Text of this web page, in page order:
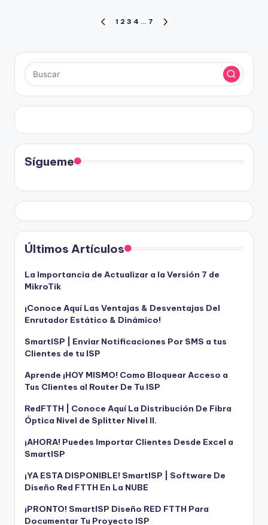
Paginación
de
entradas
PÁGINA
1 2 3 4 … 7
Sígueme
Últimos Artículos
La Importancia de Actualizar a la Versión 7 de
MikroTik
¡Conoce Aquí Las Ventajas & Desventajas Del
Enrutador Estático & Dinámico!
SmartISP | Enviar Notificaciones Por SMS a tus
Clientes de tu ISP
Aprende ¡HOY MISMO! Como Bloquear Acceso a
Tus Clientes al Router De Tu ISP
RedFTTH | Conoce Aquí La Distribución De Fibra
Óptica Nivel de Splitter Nivel II.
¡AHORA! Puedes Importar Clientes Desde Excel a
SmartISP
¡YA ESTA DISPONIBLE! SmartISP | Software De
Diseño Red FTTH En La NUBE
¡PRONTO! SmartISP Diseño RED FTTH Para
Documentar Tu Proyecto ISP